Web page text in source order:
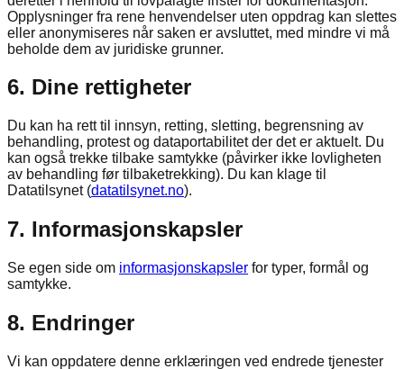
Opplysninger fra rene henvendelser uten oppdrag kan slettes
eller anonymiseres når saken er avsluttet, med mindre vi må
beholde dem av juridiske grunner.
6. Dine rettigheter
Du kan ha rett til innsyn, retting, sletting, begrensning av
behandling, protest og dataportabilitet der det er aktuelt. Du
kan også trekke tilbake samtykke (påvirker ikke lovligheten
av behandling før tilbaketrekking). Du kan klage til
Datatilsynet (datatilsynet.no).
7. Informasjonskapsler
Se egen side om informasjonskapsler for typer, formål og
samtykke.
8. Endringer
Vi kan oppdatere denne erklæringen ved endrede tjenester